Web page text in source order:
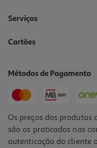
Serviços
Cartões
Métodos de Pagamento
Os preços dos produtos
são os praticados nas
autenticação do cliente